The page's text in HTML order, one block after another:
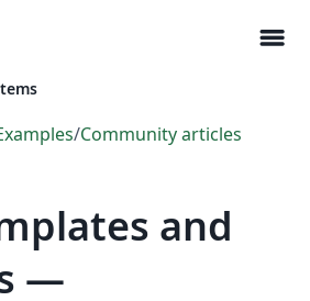
menu
/Community articles
and
—